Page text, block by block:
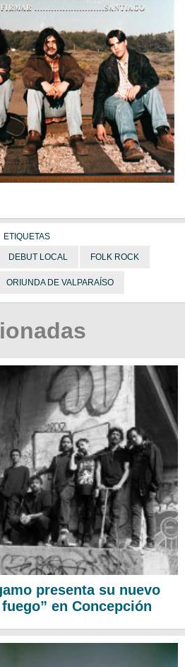
ETIQUETAS
DEBUT LOCAL FOLK ROCK
ORIUNDA DE VALPARAÍSO
presenta su nuevo
en Concepción